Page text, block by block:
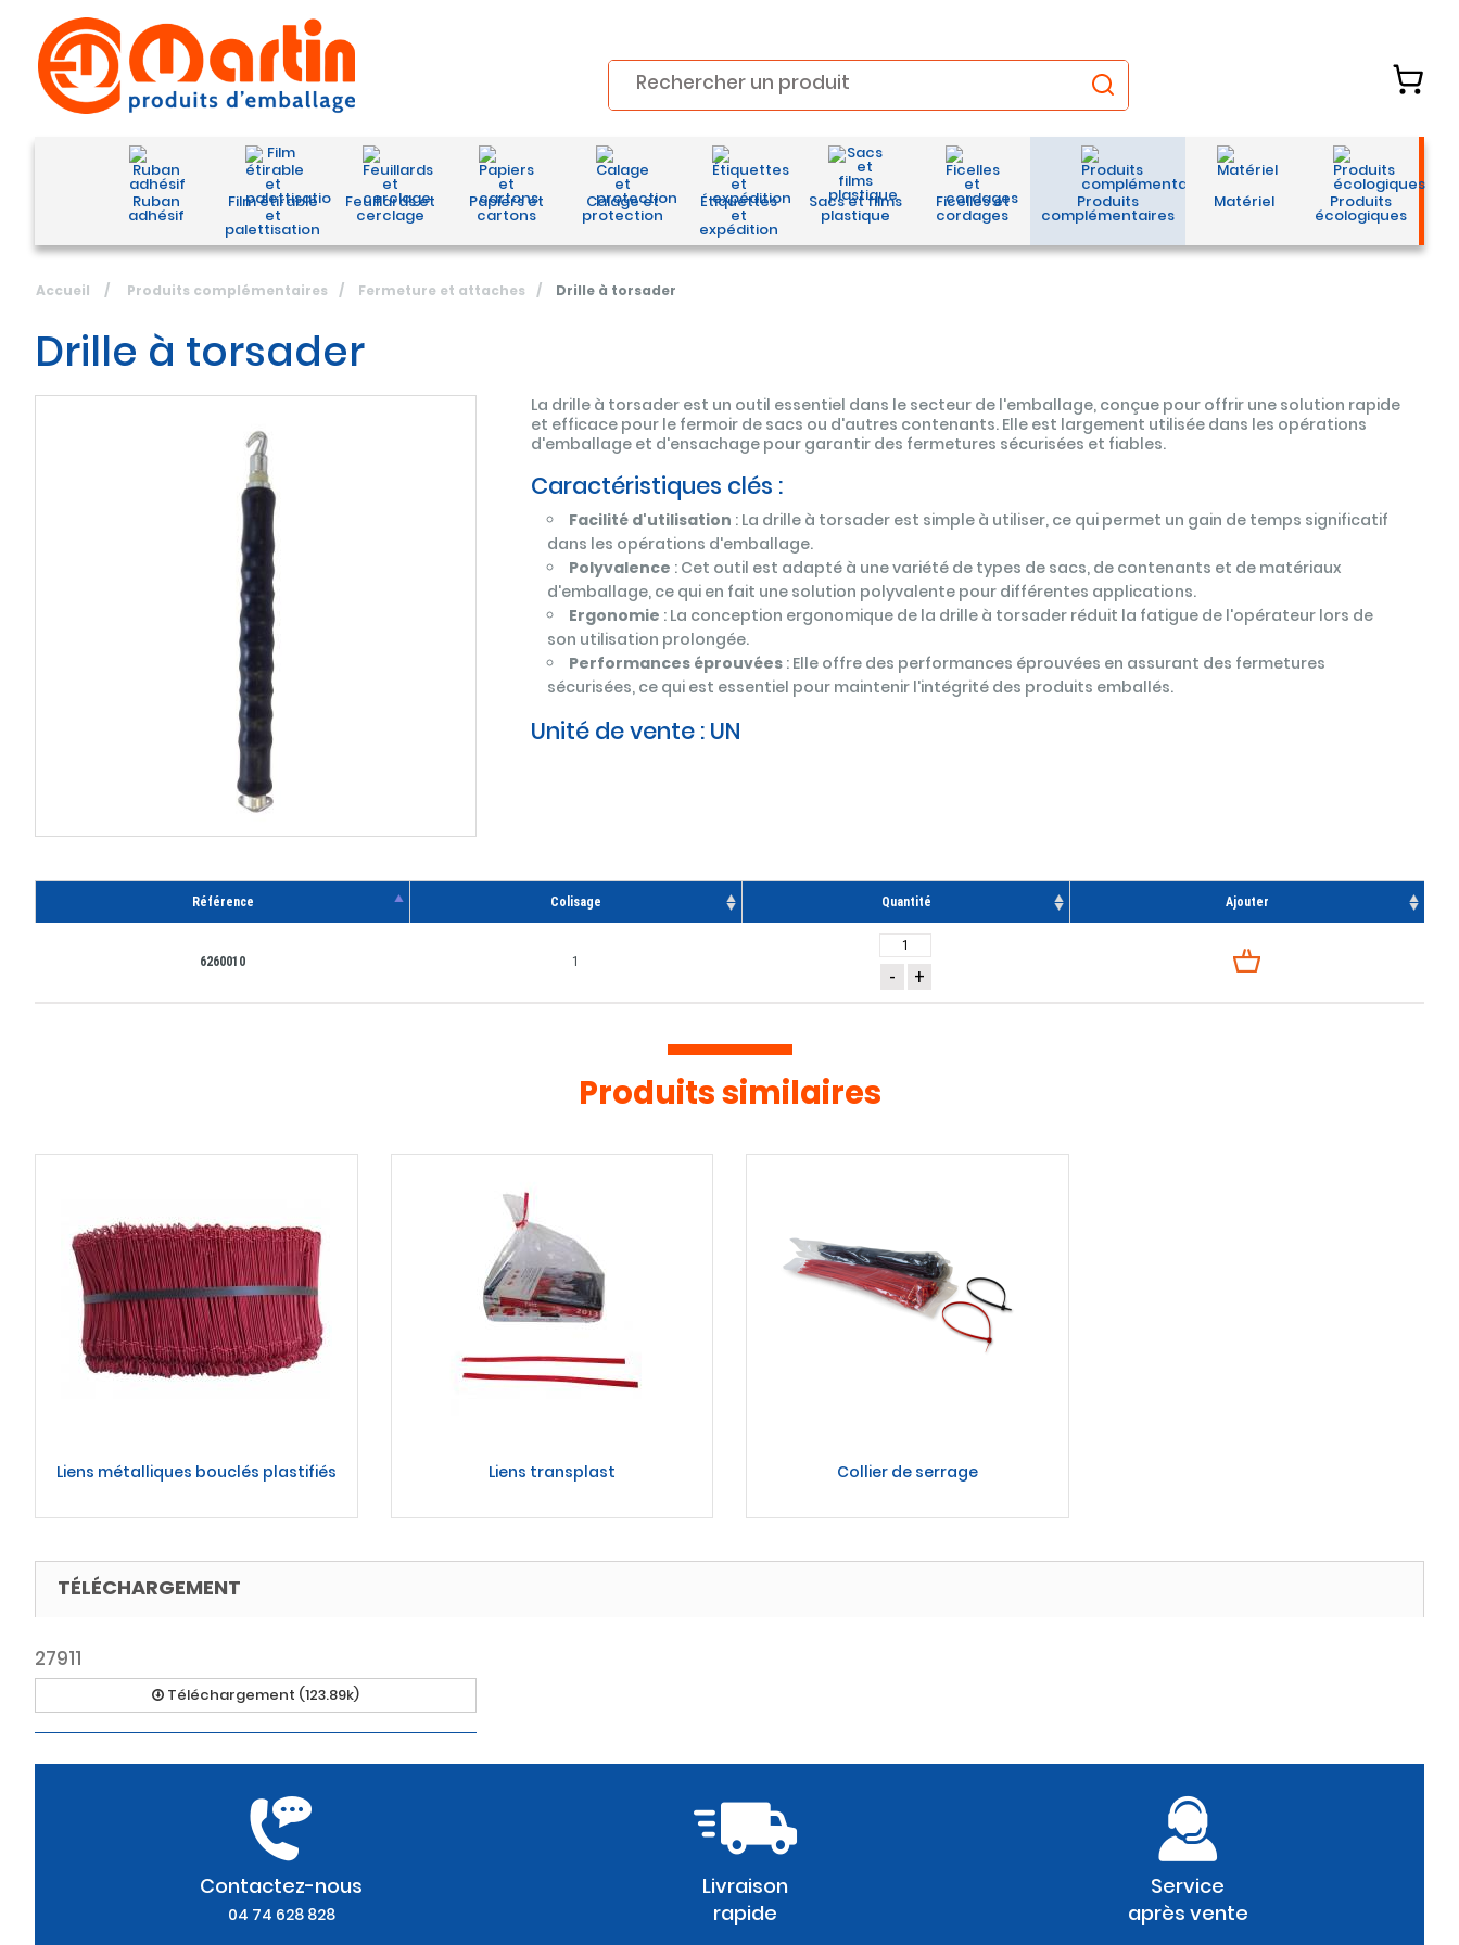
Ruban
adhésif
Film étirable
et
palettisation
Feuillards et
cerclage
Papiers et
cartons
Calage et
protection
Étiquettes
et
expédition
Sacs et films
plastique
Ficelles et
cordages
Produits
complémentaires
Matériel Produits
écologiques
Accueil / Produits complémentaires / Fermeture et attaches / Drille à torsader
Drille à torsader
La drille à torsader est un outil essentiel dans le secteur de l'emballage, conçue pour offrir une solution rapide
et efficace pour le fermoir de sacs ou d'autres contenants. Elle est largement utilisée dans les opérations
d'emballage et d'ensachage pour garantir des fermetures sécurisées et fiables.
Caractéristiques clés :
Facilité d'utilisation : La drille à torsader est simple à utiliser, ce qui permet un gain de temps significatif
dans les opérations d'emballage.
Polyvalence : Cet outil est adapté à une variété de types de sacs, de contenants et de matériaux
d'emballage, ce qui en fait une solution polyvalente pour différentes applications.
Ergonomie : La conception ergonomique de la drille à torsader réduit la fatigue de l'opérateur lors de
son utilisation prolongée.
Performances éprouvées: Elle offre des performances éprouvées en assurant des fermetures
sécurisées, ce qui est essentiel pour maintenir l'intégrité des produits emballés.
Unité de vente : UN
Référence Colisage Quantité Ajouter
6260010 1
- +
Produits similaires
Liens métalliques bouclés plastifiés Liens transplast Collier de serrage
TÉLÉCHARGEMENT
27911
Téléchargement (123.89k)
Contactez-nous
04 74 628 828
Livraison
rapide
Service
après vente